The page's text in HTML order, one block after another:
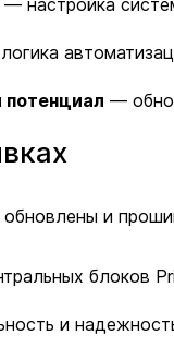
— настройка
—
и
блоков
и